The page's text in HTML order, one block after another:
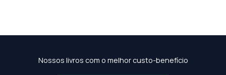
Nossos livros com o melhor custo-benefício